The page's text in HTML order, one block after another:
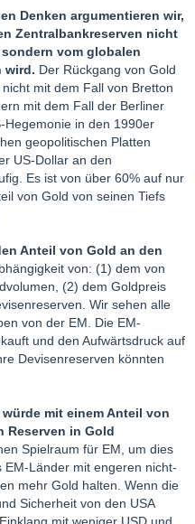
Denken argumentieren wir,
Zentralbankreserven nicht
vom globalen
wird. Der Rückgang von Gold
mit dem Fall von Bretton
mit dem Fall der Berliner
Hegemonie in den 1990er
geopolitischen Platten
US-Dollar an den
Es ist von über 60% auf nur
von Gold von seinen Tiefs
Anteil von Gold an den
von: (1) dem von
(2) dem Goldpreis
Wir sehen alle
von der EM. Die EM-
und den Aufwärtsdruck auf
Devisenreserven könnten
mit einem Anteil von
Reserven in Gold
Spielraum für EM, um dies
Länder mit engeren nicht-
mehr Gold halten. Wenn die
Sicherheit von den USA